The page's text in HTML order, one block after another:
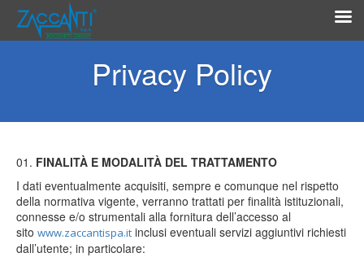
Privacy Policy
FINALITÀ E MODALITÀ DEL TRATTAMENTO
I dati eventualmente acquisiti, sempre e comunque nel rispetto
della normativa vigente, verranno trattati per finalità istituzionali,
connesse e/o strumentali alla fornitura dell’accesso al
sito www.zaccantispa.it inclusi eventuali servizi aggiuntivi richiesti
dall’utente; in particolare: